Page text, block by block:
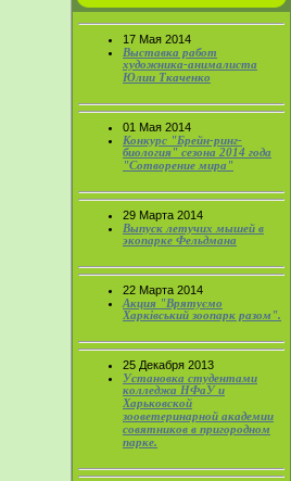
17 Мая 2014
Выставка работ
художника-анималиста
Юлии Ткаченко
01 Мая 2014
Конкурс "Брейн-ринг-
биология" сезона 2014 года
"Сотворение мира"
29 Марта 2014
Выпуск летучих мышей в
экопарке Фельдмана
22 Марта 2014
Акция "Врятуємо
Харківський зоопарк разом".
25 Декабря 2013
Установка студентами
колледжа НФаУ и
Харьковской
зооветеринарной академии
совятников в пригородном
парке.